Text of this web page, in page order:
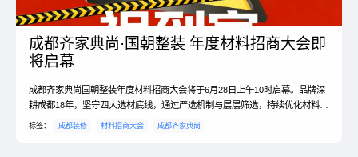
成都齐家典尚·国朝整装 年度材料招商大会即
将启幕
成都齐家典尚国朝整装年度材料招商大会将于6月28日上午10时启幕。品牌深
耕成都18年，坚守四大选材底线，通过严选机制与层层筛选，持续优化材料供
应链。大会将对合作品牌进行深度评估，同时引...
标签： 成都装修 材料招商大会 成都齐家典尚